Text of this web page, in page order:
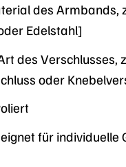
des Armbands,
Edelstahl]
des Verschlusses,
oder
für individuelle